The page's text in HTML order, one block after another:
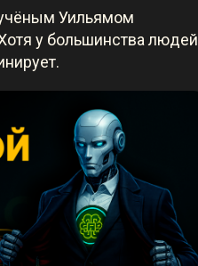
Уильямом
у большинства людей